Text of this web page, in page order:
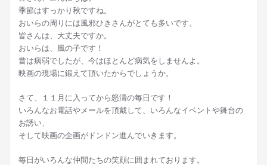
季節はすっかり秋ですね。
おいらの周りには風邪ひきさんがとても多いです。
皆さんは、大丈夫ですか。
おいらは、風の子です！
昔は病弱でしたが、今はほとんど病気をしませんよ。
映画の現場に鍛えて頂いたからでしょうか。
さて、１１月に入ってから怒濤の毎日です！
いろんなお電話やメールを頂戴して、いろんなイベントや舞台の
お誘い、
そして映画の企画がドンドン進んでいきます。
毎日がいろんな仲間たちの笑顔に囲まれております。